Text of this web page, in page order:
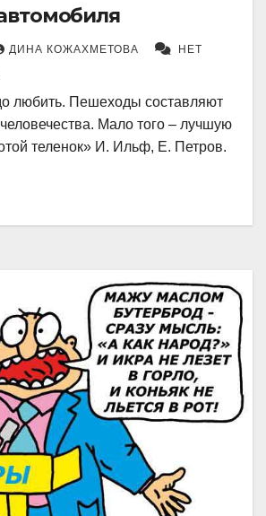
ДИНА КОЖАХМЕТОВА
НЕТ
лю­бить. Пешеходы составляют
Мало того – лучшую
теленок» И. Ильф, Е. Петров.